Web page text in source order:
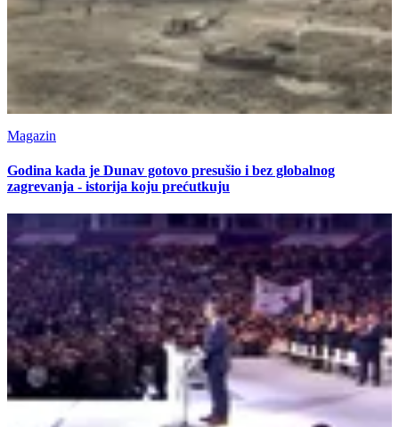
Magazin
Godina kada je Dunav gotovo presušio i bez globalnog
zagrevanja - istorija koju prećutkuju